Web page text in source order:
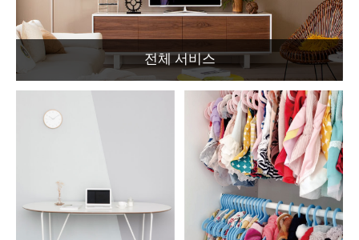
전체 서비스
서비스입니다.
VIEW MORE